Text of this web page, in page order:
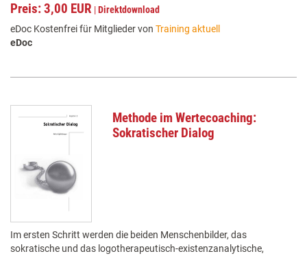
Preis: 3,00 EUR |Direktdownload
eDoc Kostenfrei für Mitglieder von Training aktuell
eDoc
Methode im Wertecoaching:
Sokratischer Dialog
Im ersten Schritt werden die beiden Menschenbilder, das
sokratische und das logotherapeutisch-existenzanalytische,